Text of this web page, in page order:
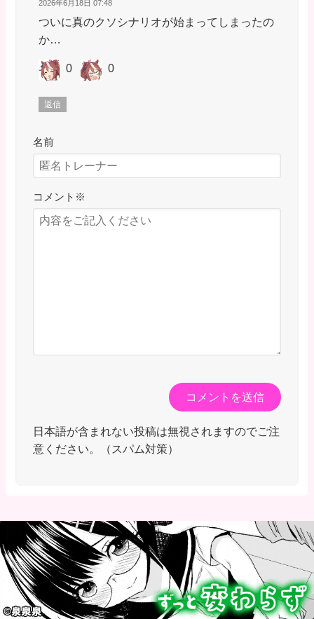
2026年6月18日 07:48
ついに真のクソシナリオが始まってしまったの
か…
0 0
返信
名前
コメント ※
日本語が含まれない投稿は無視されますのでご注
意ください。（スパム対策）
最近のコメント
【ウマ娘】プリコネ8.5周年直前生放送にて、プリコ